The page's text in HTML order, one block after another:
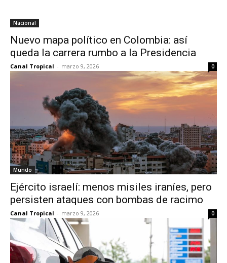
Nacional
Nuevo mapa político en Colombia: así
queda la carrera rumbo a la Presidencia
Canal Tropical - marzo 9, 2026 0
Mundo
Ejército israelí: menos misiles iraníes, pero
persisten ataques con bombas de racimo
Canal Tropical - marzo 9, 2026 0